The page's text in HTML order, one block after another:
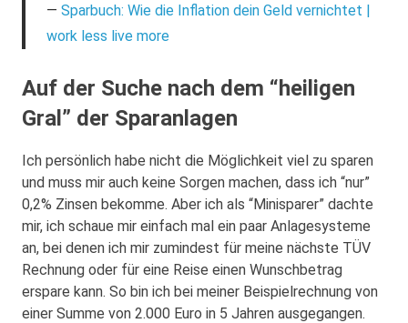
Sparbuch: Wie die Inflation dein Geld vernichtet |
work less live more
Auf der Suche nach dem “heiligen
Gral” der Sparanlagen
Ich persönlich habe nicht die Möglichkeit viel zu sparen
und muss mir auch keine Sorgen machen, dass ich “nur”
0,2% Zinsen bekomme. Aber ich als “Minisparer” dachte
mir, ich schaue mir einfach mal ein paar Anlagesysteme
an, bei denen ich mir zumindest für meine nächste TÜV
Rechnung oder für eine Reise einen Wunschbetrag
erspare kann. So bin ich bei meiner Beispielrechnung von
einer Summe von 2.000 Euro in 5 Jahren ausgegangen.